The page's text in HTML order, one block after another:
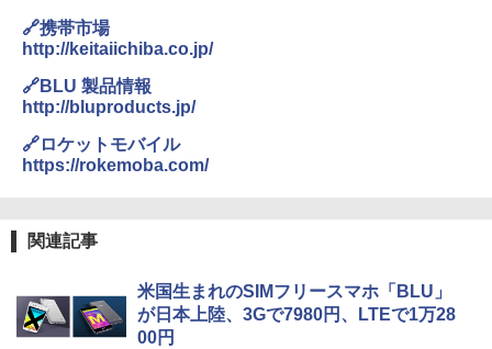
🔗携帯市場
http://keitaiichiba.co.jp/
🔗BLU 製品情報
http://bluproducts.jp/
🔗ロケットモバイル
https://rokemoba.com/
関連記事
米国生まれのSIMフリースマホ「BLU」
が日本上陸、3Gで7980円、LTEで1万28
00円